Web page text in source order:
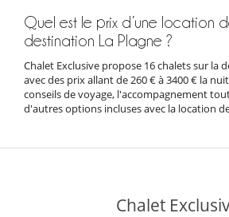
Quel est le prix d’une location
destination La Plagne ?
Chalet Exclusive propose 16 chalets sur la
avec des prix allant de 260 € à 3400 € la
conseils de voyage, l'accompagnement
d'autres options incluses avec la location
Chalet